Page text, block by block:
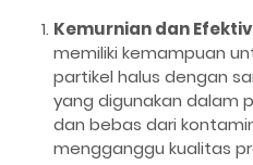
Kemurnian dan
memiliki kemampuan
partikel halus dengan
yang digunakan dalam
dan bebas dari
mengganggu kualitas